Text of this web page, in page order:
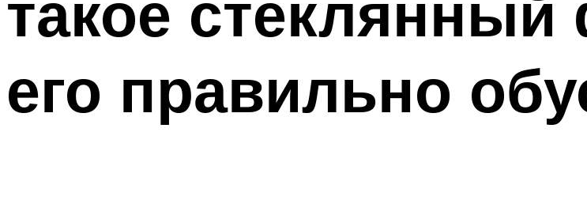
его правильно